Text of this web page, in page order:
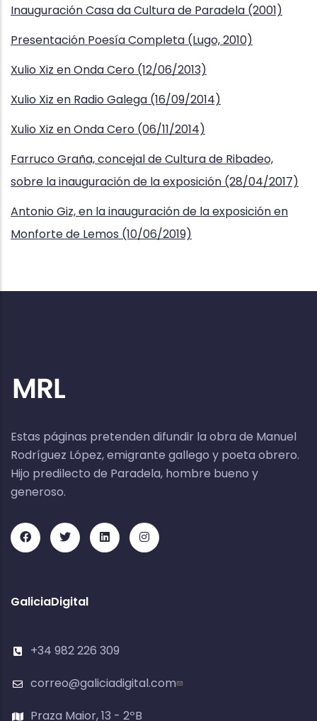
Inauguración Casa da Cultura de Paradela (2001)
Presentación Poesía Completa (Lugo, 2010)
Xulio Xiz en Onda Cero (12/06/2013)
Xulio Xiz en Radio Galega (16/09/2014)
Xulio Xiz en Onda Cero (06/11/2014)
Farruco Graña, concejal de Cultura de Ribadeo,
sobre la inauguración de la exposición (28/04/2017)
Antonio Giz, en la inauguración de la exposición en
Monforte de Lemos (10/06/2019)
Estas páginas pretenden difundir la obra de Manuel
Rodríguez López, emigrante gallego y poeta obrero.
Hijo predilecto de Paradela, hombre bueno y
generoso.
GaliciaDigital
+34 982 226 309
correo@galiciadigital.com
Praza Maior, 13 - 2ºB